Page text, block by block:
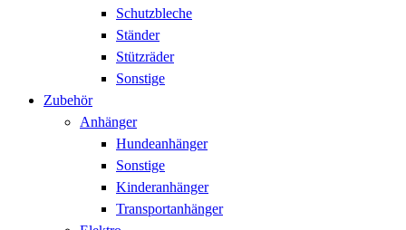
Schutzbleche
Ständer
Stützräder
Sonstige
Zubehör
Anhänger
Hundeanhänger
Sonstige
Kinderanhänger
Transportanhänger